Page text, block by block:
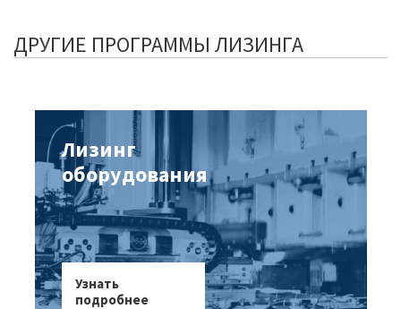
ДРУГИЕ ПРОГРАММЫ ЛИЗИНГА
Лизинг
оборудования
Узнать
подробнее